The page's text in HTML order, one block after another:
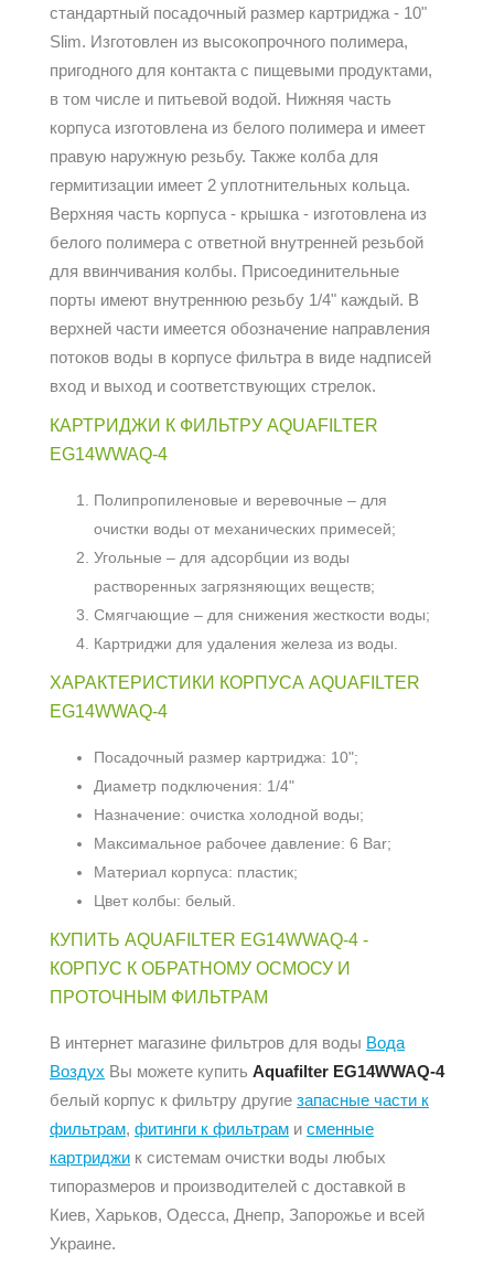
стандартный посадочный размер картриджа - 10"
Slim. Изготовлен из высокопрочного полимера,
пригодного для контакта с пищевыми продуктами,
в том числе и питьевой водой. Нижняя часть
корпуса изготовлена из белого полимера и имеет
правую наружную резьбу. Также колба для
гермитизации имеет 2 уплотнительных кольца.
Верхняя часть корпуса - крышка - изготовлена из
белого полимера с ответной внутренней резьбой
для ввинчивания колбы. Присоединительные
порты имеют внутреннюю резьбу 1/4" каждый. В
верхней части имеется обозначение направления
потоков воды в корпусе фильтра в виде надписей
вход и выход и соответствующих стрелок.
КАРТРИДЖИ К ФИЛЬТРУ AQUAFILTER
EG14WWAQ-4
Полипропиленовые и веревочные – для
очистки воды от механических примесей;
Угольные – для адсорбции из воды
растворенных загрязняющих веществ;
Смягчающие – для снижения жесткости воды;
Картриджи для удаления железа из воды.
ХАРАКТЕРИСТИКИ КОРПУСА AQUAFILTER
EG14WWAQ-4
Посадочный размер картриджа: 10";
Диаметр подключения: 1/4"
Назначение: очистка холодной воды;
Максимальное рабочее давление: 6 Bar;
Материал корпуса: пластик;
Цвет колбы: белый.
КУПИТЬ AQUAFILTER EG14WWAQ-4 -
КОРПУС К ОБРАТНОМУ ОСМОСУ И
ПРОТОЧНЫМ ФИЛЬТРАМ
В интернет магазине фильтров для воды Вода
Воздух Вы можете купить Aquafilter EG14WWAQ-4
белый корпус к фильтру другие запасные части к
фильтрам, фитинги к фильтрам и сменные
картриджи к системам очистки воды любых
типоразмеров и производителей с доставкой в
Киев, Харьков, Одесса, Днепр, Запорожье и всей
Украине.